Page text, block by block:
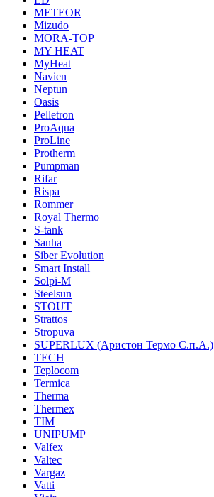
METEOR
Mizudo
MORA-TOP
MY HEAT
MyHeat
Navien
Neptun
Oasis
Pelletron
ProAqua
ProLine
Protherm
Pumpman
Rifar
Rispa
Rommer
Royal Thermo
S-tank
Sanha
Siber Evolution
Smart Install
Solpi-M
Steelsun
STOUT
Strattos
Stropuva
SUPERLUX (Аристон Термо С.п.А.)
TECH
Teplocom
Termica
Therma
Thermex
TIM
UNIPUMP
Valfex
Valtec
Vargaz
Vatti